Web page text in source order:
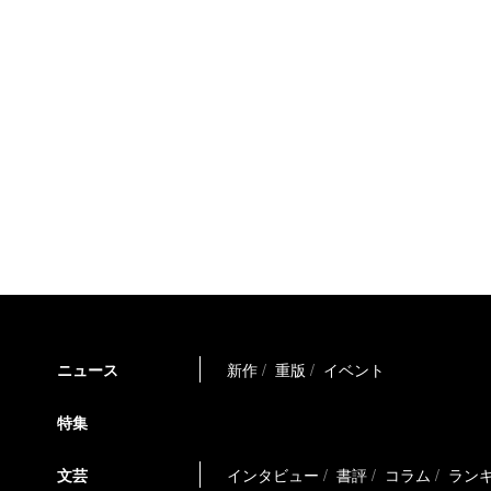
ニュース 新作 重版 イベント
特集
文芸 インタビュー 書評 コラム ラン